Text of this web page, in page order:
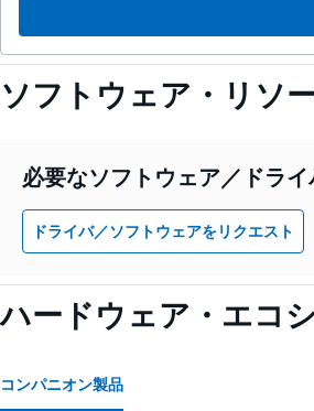
ソフトウェア・リソ
必要なソフトウェア／ドラ
ドライバ／ソフトウェアをリクエスト
ハードウェア・エコ
コンパニオン製品